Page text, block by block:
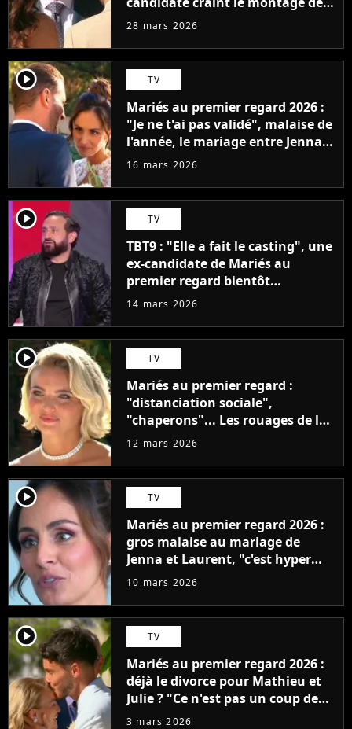
prochains épisodes
28 mars 2026
player2 TV
Mariés au premier regard 2026 :
"Je ne t'ai pas validé", malaise de
l'année, le mariage entre Jenna
et Laurent tourne à la
16 mars 2026
player2 TV
TBT9 : "Elle a fait le casting", une
ex-candidate de Mariés au
premier regard bientôt
chroniqueuse de Cyril Hanouna ?
14 mars 2026
player2 TV
Mariés au premier regard :
"distanciation sociale",
"chaperons"... Les rouages de la
production dévoilés
12 mars 2026
player2 TV
Mariés au premier regard 2026 :
gros malaise au mariage de
Jenna et Laurent, "c'est hyper
gênant"
10 mars 2026
player2 TV
Mariés au premier regard 2026 :
déjà le divorce pour Mathieu et
Julie ? "Ce n'est pas un coup de
foudre"
3 mars 2026